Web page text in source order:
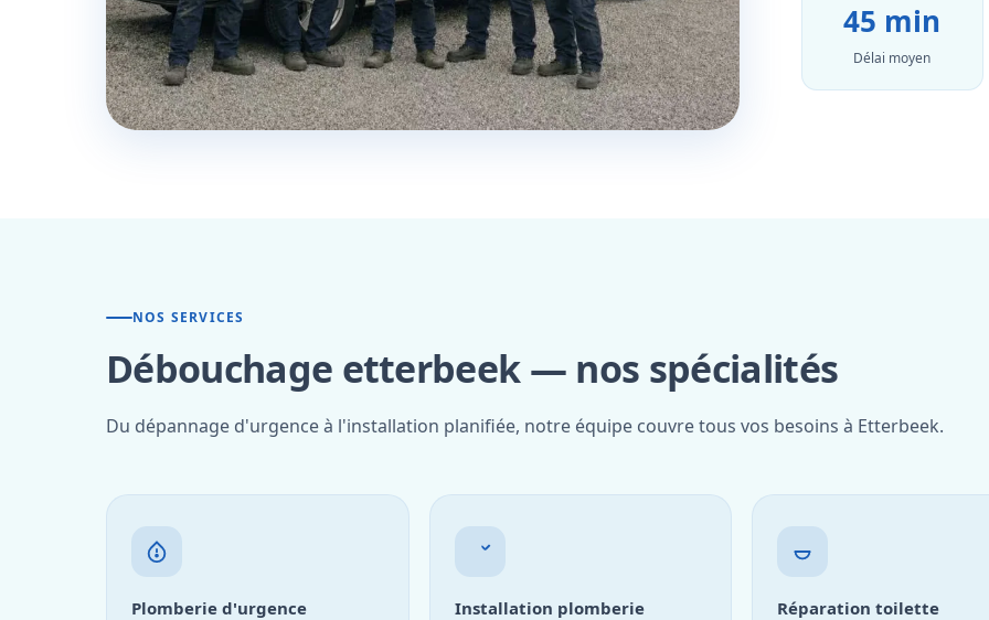
45 min
Délai moyen
NOS SERVICES
Débouchage etterbeek — nos spécialités
Du dépannage d'urgence à l'installation planifiée, notre équipe couvre tous vos besoins à Etterbeek.
Plomberie d'urgence Installation plomberie Réparation toilette